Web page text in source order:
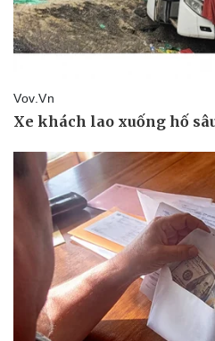
Thể thao
Bóng đá
Lịch thi đấu bóng đá
Thế giới thể thao
eSports